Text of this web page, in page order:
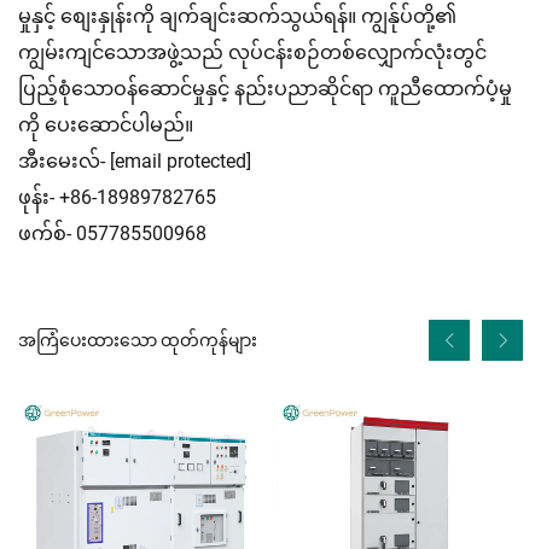
မှုနှင့် စျေးနှုန်းကို ချက်ချင်းဆက်သွယ်ရန်။ ကျွန်ုပ်တို့၏
ကျွမ်းကျင်သောအဖွဲ့သည် လုပ်ငန်းစဉ်တစ်လျှောက်လုံးတွင်
ပြည့်စုံသောဝန်ဆောင်မှုနှင့် နည်းပညာဆိုင်ရာ ကူညီထောက်ပံ့မှု
ကို ပေးဆောင်ပါမည်။
အီးမေးလ်- [email protected]
ဖုန်း- +86-18989782765
ဖက်စ်- 057785500968
အကြံပေးထားသော ထုတ်ကုန်များ